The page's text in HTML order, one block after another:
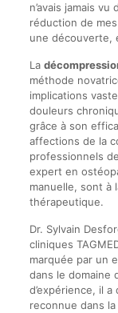
n’avais jamais
réduction de
une découverte,
La
méthode
implications
douleurs
grâce à son
affections de la
professionnels
expert en
manuelle, sont à
thérapeutique.
Dr. Sylvain
cliniques
marquée par un
dans le domaine
d’expérience, il
reconnue dans la